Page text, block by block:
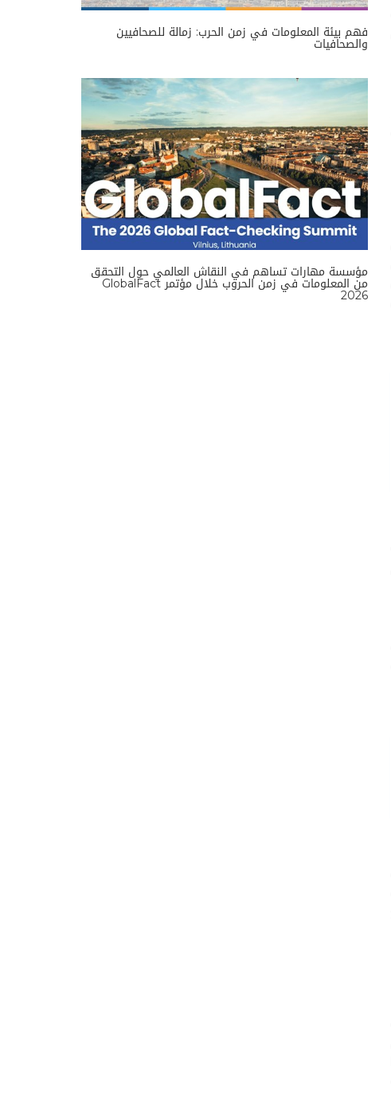
فهم بيئة المعلومات في زمن الحرب: زمالة للصحافيين
والصحافيات
مؤسسة مهارات تساهم في النقاش العالمي حول التحقق
من المعلومات في زمن الحروب خلال مؤتمر GlobalFact
2026